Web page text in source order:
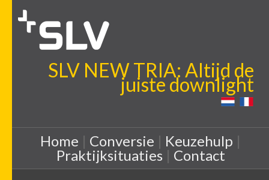
SLV NEW TRIA: Altijd de
juiste downlight
Home | Conversie | Keuzehulp |
Praktijksituaties| Contact